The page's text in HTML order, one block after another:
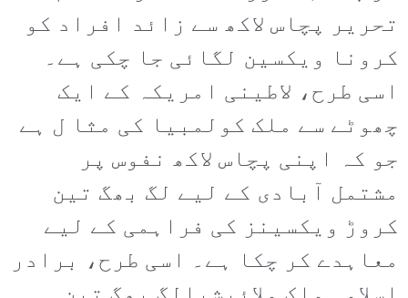
تحریر پچاس لاکھ سے زائد افراد کو
کرونا ویکسین لگائی جا چکی ہے۔
اسی طرح، لاطینی امریکہ کے ایک
چھوٹے سے ملک کولمبیا کی مثا ل ہے
جو کہ اپنی پچاس لاکھ نفوس پر
مشتمل آبادی کے لیے لگ بھگ تین
کروڑ ویکسینز کی فراہمی کے لیے
معاہدے کر چکا ہے۔ اسی طرح، برادر